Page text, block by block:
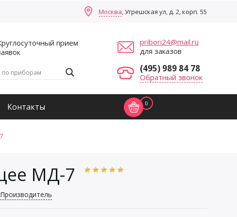
Москва, Угрешская ул, д. 2, корп. 55
прием
pribori24@mail.ru
для заказов
(495) 989 84 78
Обратный звонок
Контакты 0
МД-7
Производитель